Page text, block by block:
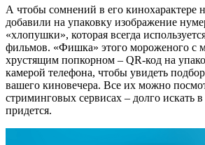
А чтобы сомнений в его кинохарактере
добавили на упаковку изображение
«хлопушки», которая всегда
фильмов. «Фишка» этого мороженого с
хрустящим попкорном – QR-код на
камерой телефона, чтобы увидеть
вашего киновечера. Все их можно
стриминговых сервисах – долго искать
придется.